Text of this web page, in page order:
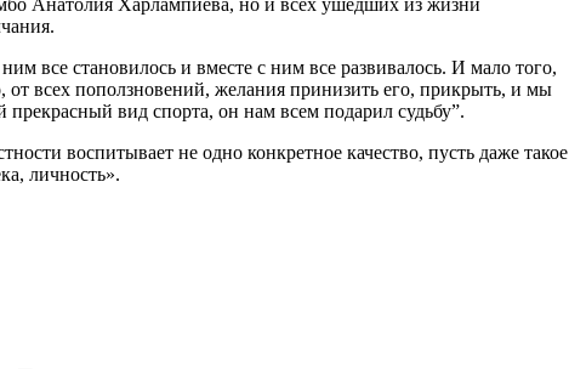
все становилось и вместе с ним все развивалось. И мало того,
от всех поползновений, желания принизить его, прикрыть, и мы
вид спорта, он нам всем подарил судьбу”.
воспитывает не одно конкретное качество, пусть даже такое
личность».